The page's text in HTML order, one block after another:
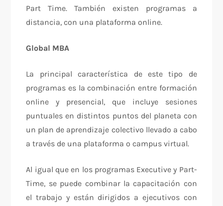
Part Time. También existen programas a
distancia, con una plataforma online.
Global MBA
La principal característica de este tipo de
programas es la combinación entre formación
online y presencial, que incluye sesiones
puntuales en distintos puntos del planeta con
un plan de aprendizaje colectivo llevado a cabo
a través de una plataforma o campus virtual.
Al igual que en los programas Executive y Part-
Time, se puede combinar la capacitación con
el trabajo y están dirigidos a ejecutivos con